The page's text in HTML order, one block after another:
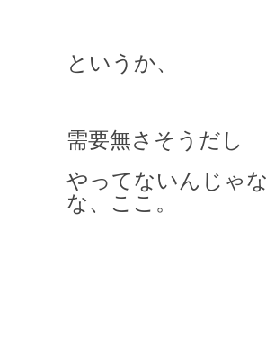
というか、
需要無さそうだし
やってないんじゃ
な、ここ。